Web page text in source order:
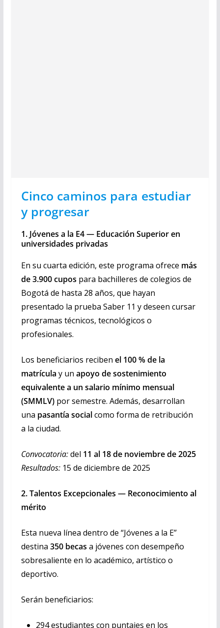
Cinco caminos para estudiar
y progresar
1. Jóvenes a la E4 — Educación Superior en
universidades privadas
En su cuarta edición, este programa ofrece más
de 3.900 cupos para bachilleres de colegios de
Bogotá de hasta 28 años, que hayan
presentado la prueba Saber 11 y deseen cursar
programas técnicos, tecnológicos o
profesionales.
Los beneficiarios reciben el 100 % de la
matrícula y un apoyo de sostenimiento
equivalente a un salario mínimo mensual
(SMMLV)por semestre. Además, desarrollan
una pasantía socialcomo forma de retribución
a la ciudad.
Convocatoria:del 11 al 18 de noviembre de 2025
Resultados:15 de diciembre de 2025
2. Talentos Excepcionales — Reconocimiento al
mérito
Esta nueva línea dentro de “Jóvenes a la E”
destina 350 becas a jóvenes con desempeño
sobresaliente en lo académico, artístico o
deportivo.
Serán beneficiarios:
294 estudiantes con puntajes en los